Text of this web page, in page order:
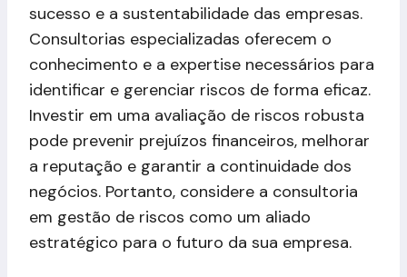
sucesso e a sustentabilidade das empresas.
Consultorias especializadas oferecem o
conhecimento e a expertise necessários para
identificar e gerenciar riscos de forma eficaz.
Investir em uma avaliação de riscos robusta
pode prevenir prejuízos financeiros, melhorar
a reputação e garantir a continuidade dos
negócios. Portanto, considere a consultoria
em gestão de riscos como um aliado
estratégico para o futuro da sua empresa.